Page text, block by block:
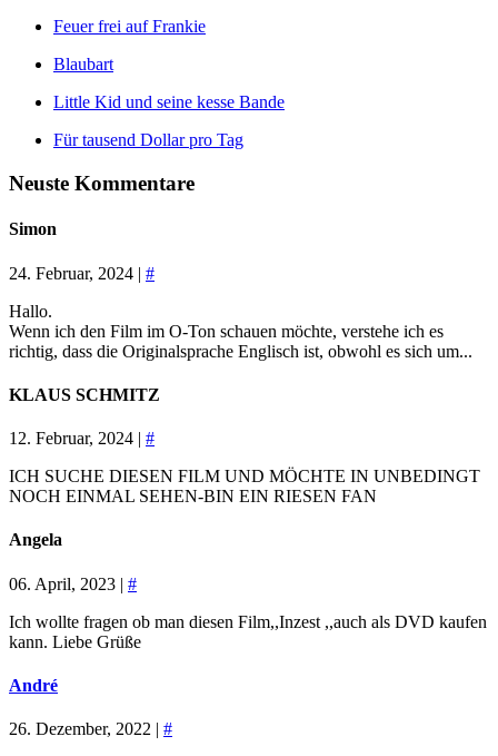
Feuer frei auf Frankie
Blaubart
Little Kid und seine kesse Bande
Für tausend Dollar pro Tag
Neuste Kommentare
Simon
24. Februar, 2024 | #
Hallo.
Wenn ich den Film im O-Ton schauen möchte, verstehe ich es
richtig, dass die Originalsprache Englisch ist, obwohl es sich um...
KLAUS SCHMITZ
12. Februar, 2024 | #
ICH SUCHE DIESEN FILM UND MÖCHTE IN UNBEDINGT
NOCH EINMAL SEHEN-BIN EIN RIESEN FAN
Angela
06. April, 2023 | #
Ich wollte fragen ob man diesen Film,,Inzest ,,auch als DVD kaufen
kann. Liebe Grüße
André
26. Dezember, 2022 | #